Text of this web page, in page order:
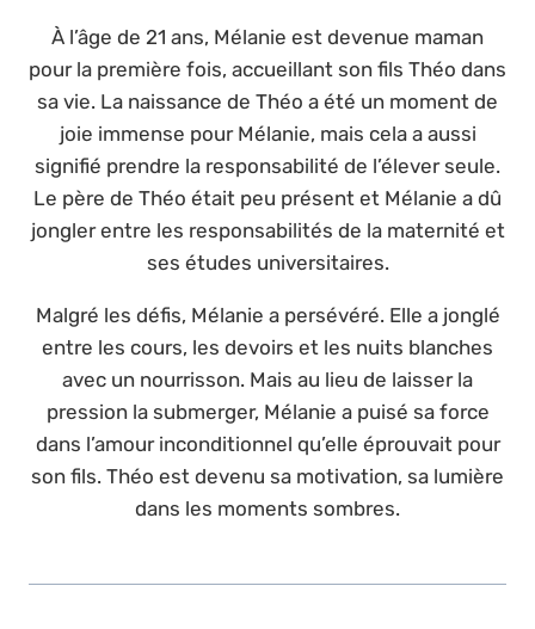
À l’âge de 21 ans, Mélanie est devenue maman
pour la première fois, accueillant son fils Théo dans
sa vie. La naissance de Théo a été un moment de
joie immense pour Mélanie, mais cela a aussi
signifié prendre la responsabilité de l’élever seule.
Le père de Théo était peu présent et Mélanie a dû
jongler entre les responsabilités de la maternité et
ses études universitaires.
Malgré les défis, Mélanie a persévéré. Elle a jonglé
entre les cours, les devoirs et les nuits blanches
avec un nourrisson. Mais au lieu de laisser la
pression la submerger, Mélanie a puisé sa force
dans l’amour inconditionnel qu’elle éprouvait pour
son fils. Théo est devenu sa motivation, sa lumière
dans les moments sombres.